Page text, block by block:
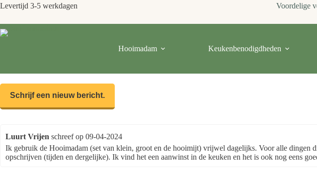
Levertijd 3-5 werkdagen Voordelige
Hooimadam Keukenbenodigdheden
Luurt Vrijen schreef op 09-04-2024
Ik gebruik de Hooimadam (set van klein, groot en de hooimijt) vrijwel dagelijks. Voor alle dingen
opschrijven (tijden en dergelijke). Ik vind het een aanwinst in de keuken en het is ook nog eens